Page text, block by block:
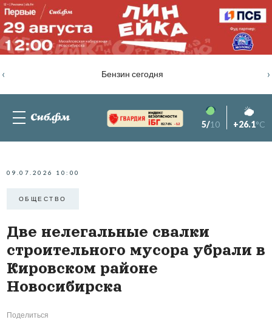
Бензин сегодня
‹ ›
82.76% -1.2 5/10 +26.1°C
09.07.2026 10:00
ОБЩЕСТВО
Две нелегальные свалки
строительного мусора убрали в
Кировском районе
Новосибирска
Поделиться